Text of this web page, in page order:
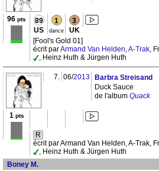
96 pts 89
US
1
dance
3
UK
[Fool's Gold 01]
écrit parArmand Van Helden,A-Trak,
, Heinz Huth & Jürgen Huth
7. 06/2013
Barbra Streisand
Duck Sauce
de l'album Quack
1 pts
R
écrit par Armand Van Helden, A-Trak,
, Heinz Huth & Jürgen Huth
Boney M.